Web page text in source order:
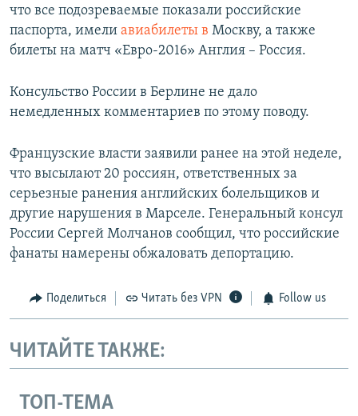
что все подозреваемые показали российские
паспорта, имели авиабилеты в Москву, а также
билеты на матч «Евро-2016» Англия – Россия.
Консульство России в Берлине не дало
немедленных комментариев по этому поводу.
Французские власти заявили ранее на этой неделе,
что высылают 20 россиян, ответственных за
серьезные ранения английских болельщиков и
другие нарушения в Марселе. Генеральный консул
России Сергей Молчанов сообщил, что российские
фанаты намерены обжаловать депортацию.
Поделиться Читать без VPN Follow us
ЧИТАЙТЕ ТАКЖЕ:
ТОП-ТЕМА